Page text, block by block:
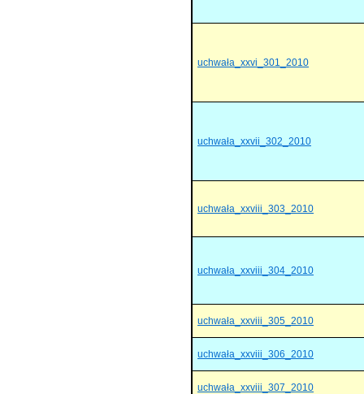
uchwała_xxvi_301_2010
uchwała_xxvii_302_2010
uchwała_xxviii_303_2010
uchwała_xxviii_304_2010
uchwała_xxviii_305_2010
uchwała_xxviii_306_2010
uchwała_xxviii_307_2010